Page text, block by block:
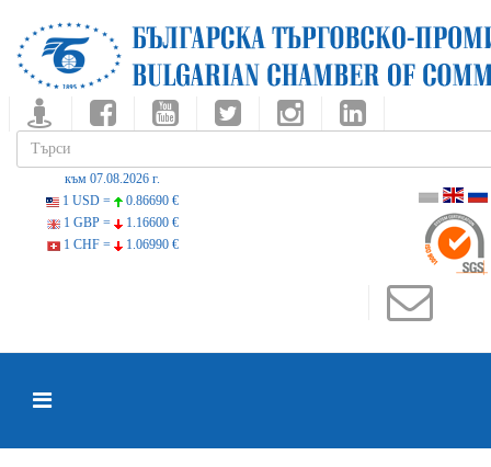
към 07.08.2026 г.
1 USD =
0.86690 €
1 GBP =
1.16600 €
1 CHF =
1.06990 €